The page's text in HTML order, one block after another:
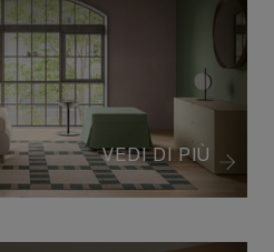
VEDI DI PIÙ